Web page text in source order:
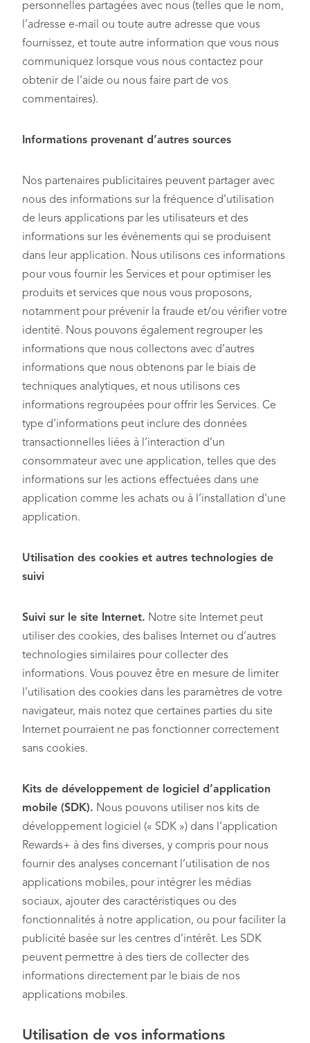
personnelles partagées avec nous (telles que le nom,
l’adresse e-mail ou toute autre adresse que vous
fournissez, et toute autre information que vous nous
communiquez lorsque vous nous contactez pour
obtenir de l’aide ou nous faire part de vos
commentaires).
Informations provenant d’autres sources
Nos partenaires publicitaires peuvent partager avec
nous des informations sur la fréquence d’utilisation
de leurs applications par les utilisateurs et des
informations sur les événements qui se produisent
dans leur application. Nous utilisons ces informations
pour vous fournir les Services et pour optimiser les
produits et services que nous vous proposons,
notamment pour prévenir la fraude et/ou vérifier votre
identité. Nous pouvons également regrouper les
informations que nous collectons avec d’autres
informations que nous obtenons par le biais de
techniques analytiques, et nous utilisons ces
informations regroupées pour offrir les Services. Ce
type d’informations peut inclure des données
transactionnelles liées à l’interaction d’un
consommateur avec une application, telles que des
informations sur les actions effectuées dans une
application comme les achats ou à l’installation d’une
application.
Utilisation des cookies et autres technologies de
suivi
Suivi sur le site Internet. Notre site Internet peut
utiliser des cookies, des balises Internet ou d’autres
technologies similaires pour collecter des
informations. Vous pouvez être en mesure de limiter
l’utilisation des cookies dans les paramètres de votre
navigateur, mais notez que certaines parties du site
Internet pourraient ne pas fonctionner correctement
sans cookies.
Kits de développement de logiciel d’application
mobile (SDK). Nous pouvons utiliser nos kits de
développement logiciel (« SDK ») dans l’application
Rewards+ à des fins diverses, y compris pour nous
fournir des analyses concernant l’utilisation de nos
applications mobiles, pour intégrer les médias
sociaux, ajouter des caractéristiques ou des
fonctionnalités à notre application, ou pour faciliter la
publicité basée sur les centres d’intérêt. Les SDK
peuvent permettre à des tiers de collecter des
informations directement par le biais de nos
applications mobiles.
Utilisation de vos informations